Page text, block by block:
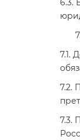
6.3.
7.1.
7.2.
7.3.